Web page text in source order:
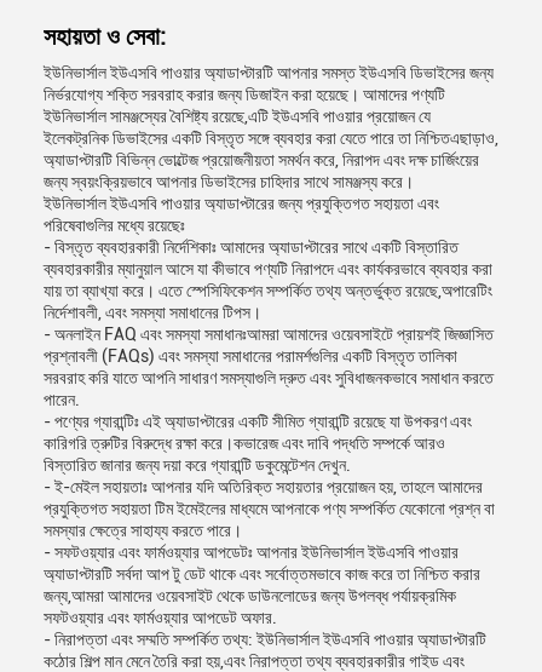
সহায়তা ও সেবা:
ইউনিভার্সাল ইউএসবি পাওয়ার অ্যাডাপ্টারটি আপনার সমস্ত ইউএসবি ডিভাইসের জন্য
নির্ভরযোগ্য শক্তি সরবরাহ করার জন্য ডিজাইন করা হয়েছে। আমাদের পণ্যটি
ইউনিভার্সাল সামঞ্জস্যের বৈশিষ্ট্য রয়েছে,এটি ইউএসবি পাওয়ার প্রয়োজন যে
ইলেকট্রনিক ডিভাইসের একটি বিস্তৃত সঙ্গে ব্যবহার করা যেতে পারে তা নিশ্চিতএছাড়াও,
অ্যাডাপ্টারটি বিভিন্ন ভোল্টেজ প্রয়োজনীয়তা সমর্থন করে, নিরাপদ এবং দক্ষ চার্জিংয়ের
জন্য স্বয়ংক্রিয়ভাবে আপনার ডিভাইসের চাহিদার সাথে সামঞ্জস্য করে।
ইউনিভার্সাল ইউএসবি পাওয়ার অ্যাডাপ্টারের জন্য প্রযুক্তিগত সহায়তা এবং
পরিষেবাগুলির মধ্যে রয়েছেঃ
- বিস্তৃত ব্যবহারকারী নির্দেশিকাঃ আমাদের অ্যাডাপ্টারের সাথে একটি বিস্তারিত
ব্যবহারকারীর ম্যানুয়াল আসে যা কীভাবে পণ্যটি নিরাপদে এবং কার্যকরভাবে ব্যবহার করা
যায় তা ব্যাখ্যা করে। এতে স্পেসিফিকেশন সম্পর্কিত তথ্য অন্তর্ভুক্ত রয়েছে,অপারেটিং
নির্দেশাবলী, এবং সমস্যা সমাধানের টিপস।
- অনলাইন FAQ এবং সমস্যা সমাধানঃআমরা আমাদের ওয়েবসাইটে প্রায়শই জিজ্ঞাসিত
প্রশ্নাবলী (FAQs) এবং সমস্যা সমাধানের পরামর্শগুলির একটি বিস্তৃত তালিকা
সরবরাহ করি যাতে আপনি সাধারণ সমস্যাগুলি দ্রুত এবং সুবিধাজনকভাবে সমাধান করতে
পারেন.
- পণ্যের গ্যারান্টিঃ এই অ্যাডাপ্টারের একটি সীমিত গ্যারান্টি রয়েছে যা উপকরণ এবং
কারিগরি ত্রুটির বিরুদ্ধে রক্ষা করে।কভারেজ এবং দাবি পদ্ধতি সম্পর্কে আরও
বিস্তারিত জানার জন্য দয়া করে গ্যারান্টি ডকুমেন্টেশন দেখুন.
- ই-মেইল সহায়তাঃ আপনার যদি অতিরিক্ত সহায়তার প্রয়োজন হয়, তাহলে আমাদের
প্রযুক্তিগত সহায়তা টিম ইমেইলের মাধ্যমে আপনাকে পণ্য সম্পর্কিত যেকোনো প্রশ্ন বা
সমস্যার ক্ষেত্রে সাহায্য করতে পারে।
- সফটওয়্যার এবং ফার্মওয়্যার আপডেটঃ আপনার ইউনিভার্সাল ইউএসবি পাওয়ার
অ্যাডাপ্টারটি সর্বদা আপ টু ডেট থাকে এবং সর্বোত্তমভাবে কাজ করে তা নিশ্চিত করার
জন্য,আমরা আমাদের ওয়েবসাইট থেকে ডাউনলোডের জন্য উপলব্ধ পর্যায়ক্রমিক
সফটওয়্যার এবং ফার্মওয়্যার আপডেট অফার.
- নিরাপত্তা এবং সম্মতি সম্পর্কিত তথ্য: ইউনিভার্সাল ইউএসবি পাওয়ার অ্যাডাপ্টারটি
কঠোর শিল্প মান মেনে তৈরি করা হয়,এবং নিরাপত্তা তথ্য ব্যবহারকারীর গাইড এবং